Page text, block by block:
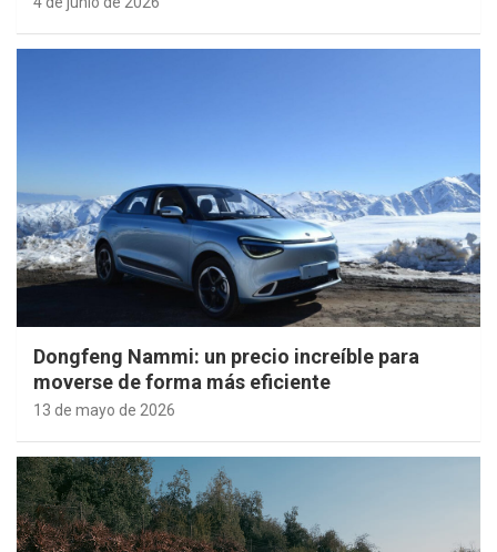
Dongfeng Nammi: un precio increíble para
moverse de forma más eficiente
13 de mayo de 2026